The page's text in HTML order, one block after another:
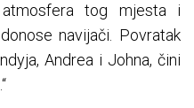
tog mjesta i
navijači. Povratak
Andrea i Johna, čini